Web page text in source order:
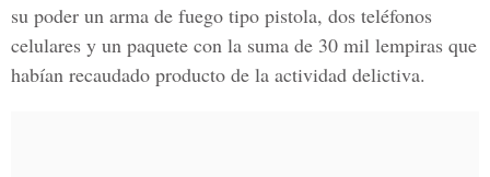
su poder un arma de fuego tipo pistola, dos teléfonos
celulares y un paquete con la suma de 30 mil lempiras que
habían recaudado producto de la actividad delictiva.